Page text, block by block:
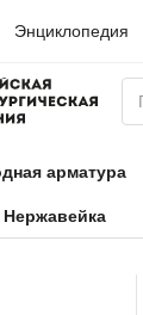
Энциклопедия
арматура
Нержавейка